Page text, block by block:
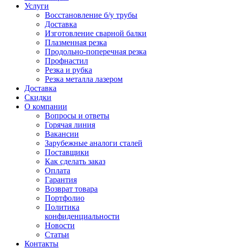
Услуги
Восстановление б/у трубы
Доставка
Изготовление сварной балки
Плазменная резка
Продольно-поперечная резка
Профнастил
Резка и рубка
Резка металла лазером
Доставка
Скидки
О компании
Вопросы и ответы
Горячая линия
Вакансии
Зарубежные аналоги сталей
Поставщики
Как сделать заказ
Оплата
Гарантия
Возврат товара
Портфолио
Политика
конфиденциальности
Новости
Статьи
Контакты